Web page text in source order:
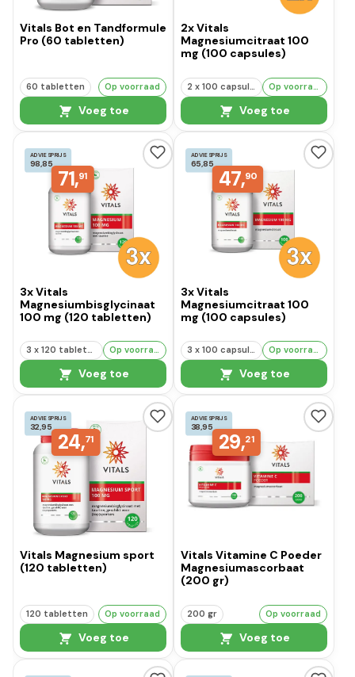
Vitals Bot en Tandformule
Pro (60 tabletten)
60 tabletten Op voorraad
Voeg toe
2x Vitals
Magnesiumcitraat 100
mg (100 capsules)
Voeg toe
ADVIESPRIJS
98,85
71,91
3x Vitals
Magnesiumbisglycinaat
100 mg (120 tabletten)
3 x 120 tabletten Op voorraad
Voeg toe
ADVIESPRIJS
65,85
47,90
3x Vitals
Magnesiumcitraat 100
mg (100 capsules)
3 x 100 capsules Op voorraad
Voeg toe
ADVIESPRIJS
32,95
24,71
Vitals Magnesium sport
(120 tabletten)
120 tabletten Op voorraad
Voeg toe
ADVIESPRIJS
38,95
29,21
Vitals Vitamine C Poeder
Magnesiumascorbaat
(200 gr)
200 gr Op voorraad
Voeg toe